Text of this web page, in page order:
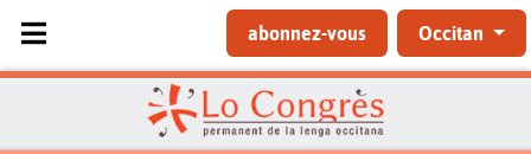
Sélectionnez votre langue
abonnez-vous Occitan